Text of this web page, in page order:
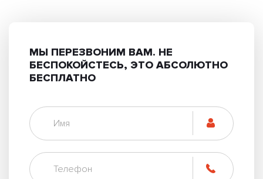
МЫ ПЕРЕЗВОНИМ ВАМ. НЕ
БЕСПОКОЙСТЕСЬ, ЭТО АБСОЛЮТНО
БЕСПЛАТНО